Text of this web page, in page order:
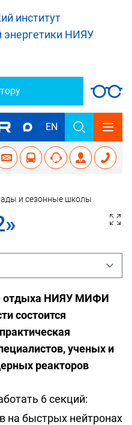
институт
энергетики НИЯУ
EN
и сезонные школы
отдыха НИЯУ МИФИ
состоится
ученых и
реакторов
6 секций:
на быстрых нейтронах